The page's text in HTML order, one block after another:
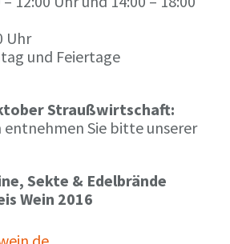
Uhr
und Feiertage
Straußwirtschaft:
entnehmen Sie bitte unserer
Sekte & Edelbrände
Wein 2016